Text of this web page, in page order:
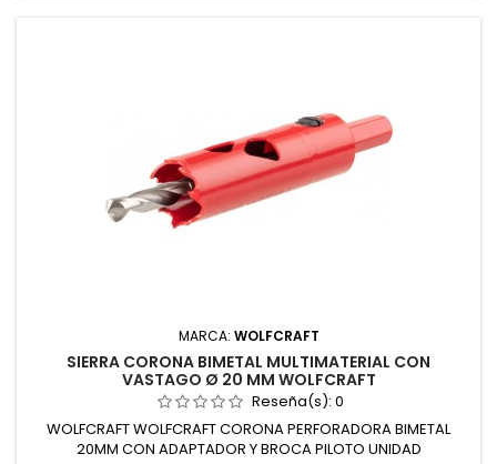
MARCA: WOLFCRAFT
SIERRA CORONA BIMETAL MULTIMATERIAL CON
VASTAGO Ø 20 MM WOLFCRAFT
Reseña(s): 0
WOLFCRAFT WOLFCRAFT CORONA PERFORADORA BIMETAL
20MM CON ADAPTADOR Y BROCA PILOTO UNIDAD